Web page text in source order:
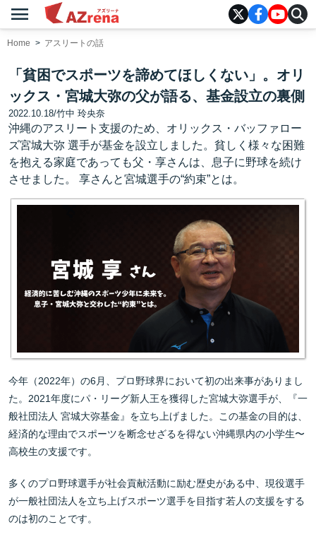
menu
Home アスリートの話
「貧困でスポーツを諦めてほしくない」。オリ
ックス・宮城大弥の父が語る、基金設立の裏側
2022.10.18/竹中 玲央奈
沖縄のアスリート支援のため、オリックス・バッファロー
ズ宮城大弥 選手が基金を設立しました。貧しく様々な困難
を抱える家庭であっても父・享さんは、息子に野球を続け
させました。 享さんと宮城選手の“約束”とは。
今年（2022年）の6月、プロ野球界において初の出来事がありまし
た。2021年度にパ・リーグ新人王を獲得した宮城大弥選手が、『一
般社団法人 宮城大弥基金』を立ち上げました。この基金の目的は、
経済的な理由でスポーツを断念せざるを得ない沖縄県内の小学生〜
高校生の支援です。
多くのプロ野球選手が社会貢献活動に励む歴史がある中、現役選手
が一般社団法人を立ち上げスポーツ選手を目指す若人の支援をする
のは初のことです。